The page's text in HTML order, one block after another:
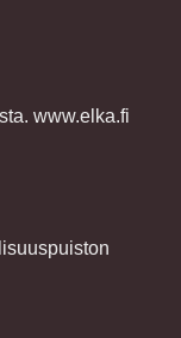
www.elka.fi